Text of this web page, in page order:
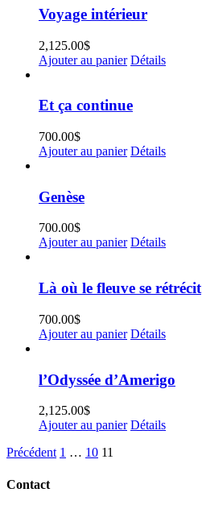
Voyage intérieur
2,125.00$
Ajouter au panier Détails
Et ça continue
700.00$
Ajouter au panier Détails
Genèse
700.00$
Ajouter au panier Détails
Là où le fleuve se rétrécit
700.00$
Ajouter au panier Détails
l’Odyssée d’Amerigo
2,125.00$
Ajouter au panier Détails
Précédent 1 … 10 11
Contact